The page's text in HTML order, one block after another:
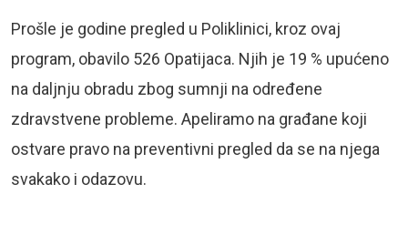
Prošle je godine pregled u Poliklinici, kroz ovaj
program, obavilo 526 Opatijaca. Njih je 19 % upućeno
na daljnju obradu zbog sumnji na određene
zdravstvene probleme. Apeliramo na građane koji
ostvare pravo na preventivni pregled da se na njega
svakako i odazovu.